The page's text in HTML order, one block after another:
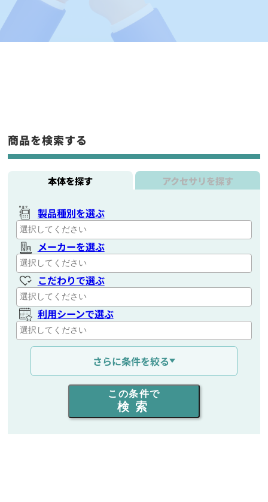
商品を検索する
本体を探す アクセサリを探す
製品種別を選ぶ
メーカーを選ぶ
こだわりで選ぶ
利用シーンで選ぶ
通信距離を選ぶ
出力を選ぶ
同時通話人数を選ぶ
さらに条件を絞る
この条件で
検索